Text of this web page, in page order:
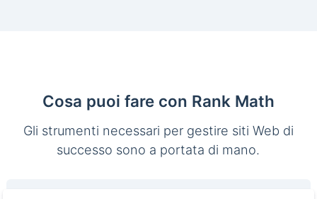
Cosa puoi fare con Rank Math
Gli strumenti necessari per gestire siti Web di
successo sono a portata di mano.